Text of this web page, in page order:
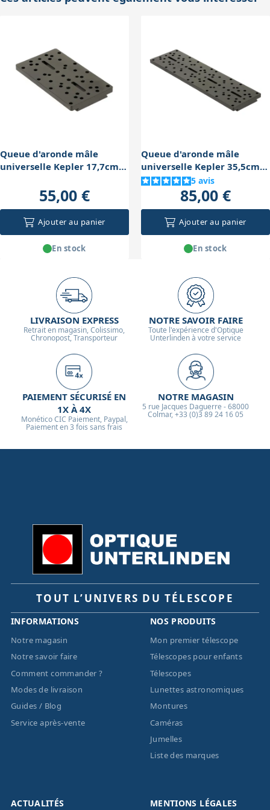
la compatibilité ou prévoir un adaptateur spécifique.
Cette pièce est particulièrement utile pour convertir un
instrument équipé d’une queue Vixen vers une fixation
Losmandy, mais pas l’inverse sans adaptateur.
Queue d'aronde mâle
universelle Kepler 17,7cm
55,00 €
Ajouter au panier
En stock
Queue d'aronde mâle
universelle Kepler 35,5cm
type Losmandy
5 avis
85,00 €
Ajouter au panier
En stock
LIVRAISON EXPRESS
Retrait en magasin, Colissimo,
Chronopost, Transporteur
NOTRE SAVOIR FAIRE
Toute l'expérience d'Optique
Unterlinden à votre service
PAIEMENT SÉCURISÉ EN
1X À 4X
Monético CIC Paiement, Paypal,
Paiement en 3 fois sans frais
NOTRE MAGASIN
5 rue Jacques Daguerre - 68000
Colmar, +33 (0)3 89 24 16 05
TOUT L’UNIVERS DU TÉLESCOPE
INFORMATIONS
Notre magasin
Notre savoir faire
Comment commander ?
Modes de livraison
Guides / Blog
Service après-vente
NOS PRODUITS
Mon premier télescope
Télescopes pour enfants
Télescopes
Lunettes astronomiques
Montures
Caméras
Jumelles
Liste des marques
ACTUALITÉS MENTIONS LÉGALES